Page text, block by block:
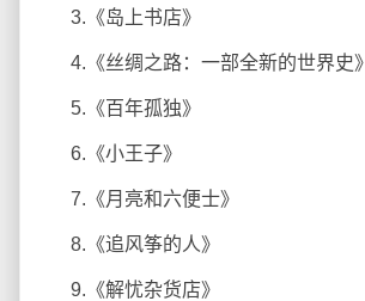
3.《岛上书店》
4.《丝绸之路：一部全新的世界史》
5.《百年孤独》
6.《小王子》
7.《月亮和六便士》
8.《追风筝的人》
9.《解忧杂货店》